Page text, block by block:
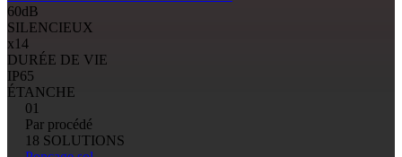
60dB
SILENCIEUX
x14
DURÉE DE VIE
IP65
ÉTANCHE
01
Par procédé
18 SOLUTIONS